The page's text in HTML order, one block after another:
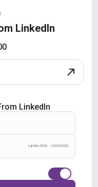
LinkedIn
LinkedIn
Limits 500 - 1000000